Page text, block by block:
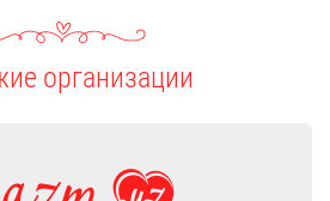
организации